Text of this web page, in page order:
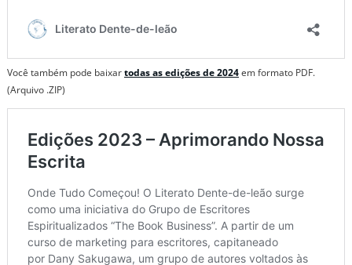
Você também pode baixartodas as edições de 2024em formato PDF.
(Arquivo .ZIP)